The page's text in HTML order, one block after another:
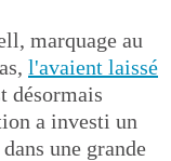
marquage au
l'avaient laissé
désormais
a investi un
une grande